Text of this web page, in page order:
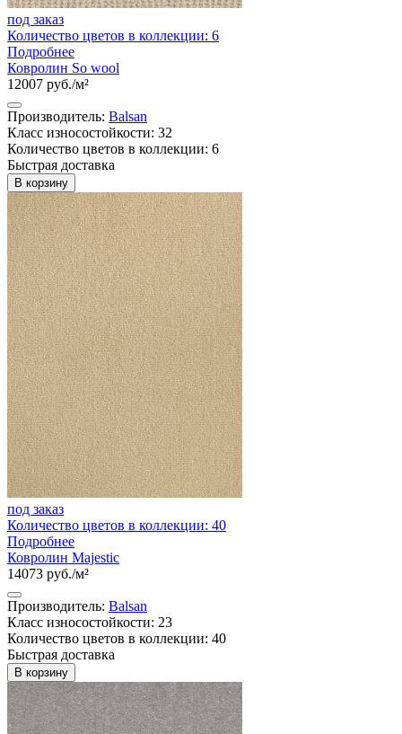
под заказ
Количество цветов в коллекции: 6
Подробнее
Ковролин So wool
12007 руб./м²
Производитель: Balsan
Класс износостойкости: 32
Количество цветов в коллекции: 6
Быстрая доставка
В корзину
под заказ
Количество цветов в коллекции: 40
Подробнее
Ковролин Majestic
14073 руб./м²
Производитель: Balsan
Класс износостойкости: 23
Количество цветов в коллекции: 40
Быстрая доставка
В корзину